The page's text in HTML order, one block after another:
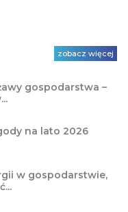
zobacz więcej
gospodarstwa –
na lato 2026
w gospodarstwie,